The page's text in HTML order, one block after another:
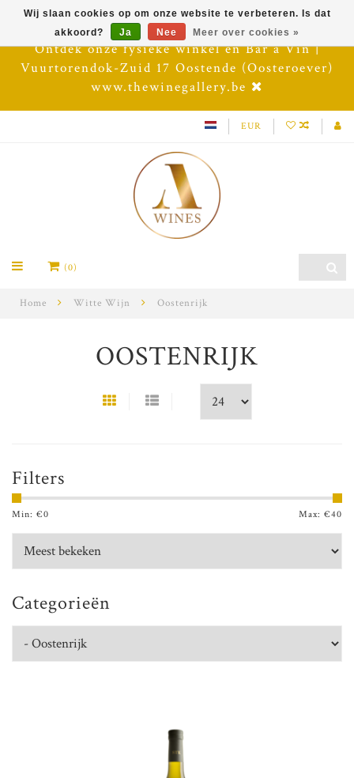
Ontdek onze fysieke winkel en Bar à Vin |
Vuurtorendok-Zuid 17 Oostende (Oosteroever)
www.thewinegallery.be
EUR
(0)
Home Witte Wijn Oostenrijk
OOSTENRIJK
Filters
Min: €0 Max: €40
Categorieën
Wij slaan cookies op om onze website te verbeteren. Is dat
akkoord?
Ja Nee Meer over cookies »